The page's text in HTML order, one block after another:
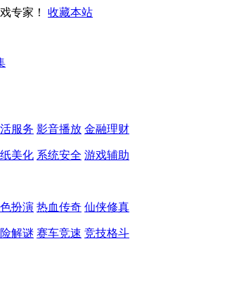
专家！ 收藏本站
服务 影音播放 金融理财
美化 系统安全 游戏辅助
扮演 热血传奇 仙侠修真
解谜 赛车竞速 竞技格斗